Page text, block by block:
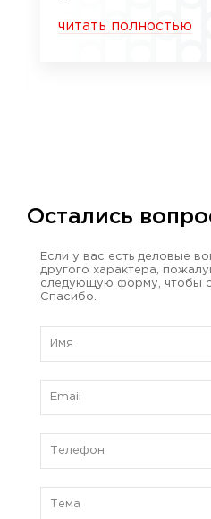
читать полностью
Остались
Если у вас есть деловые
другого характера,
следующую форму, чтобы
Спасибо.